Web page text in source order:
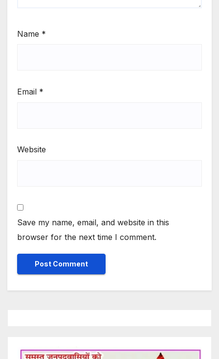
Name *
Email *
Website
Save my name, email, and website in this
browser for the next time I comment.